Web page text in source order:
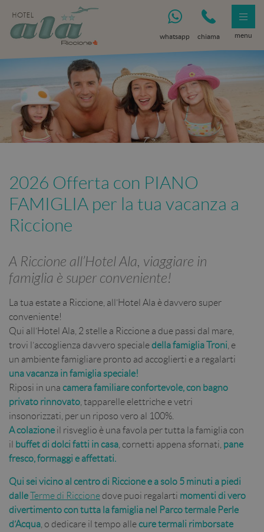
menu
whatsapp chiama
2026 Offerta con PIANO
FAMIGLIA per la tua vacanza a
Riccione
A Riccione all’Hotel Ala, viaggiare in
famiglia è super conveniente!
La tua estate a Riccione, all’Hotel Ala è davvero super
conveniente!
Qui all’Hotel Ala, 2 stelle a Riccione a due passi dal mare,
trovi l’accoglienza davvero specialedella famiglia Troni , e
un ambiente famigliare pronto ad accoglierti e a regalarti
una vacanza in famiglia speciale!
Riposi in una camera familiare confortevole, con bagno
privato rinnovato , tapparelle elettriche e vetri
insonorizzati, per un riposo vero al 100%.
A colazione il risveglio è una favola per tutta la famiglia con
il buffet di dolci fatti in casa , cornetti appena sfornati, pane
fresco, formaggi e affettati.
Qui sei vicino al centro di Riccione e a solo 5 minuti a piedi
dalleTerme di Riccionedove puoi regalarti momenti di vero
divertimento con tutta la famiglia nel Parco termale Perle
d’Acqua , o dedicare il tempo allecure termali rimborsate